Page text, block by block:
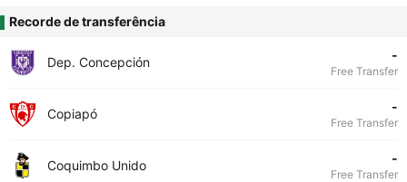
Recorde de transferência
Dep. Concepción -
Free Transfer
Copiapó -
Free Transfer
Coquimbo Unido -
Free Transfer